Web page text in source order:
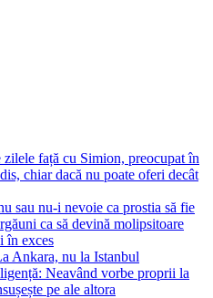
zilele față cu Simion, preocupat în
chiar dacă nu poate oferi decât
sau nu-i nevoie ca prostia să fie
ca să devină molipsitoare
în exces
Ankara, nu la Istanbul
Neavând vorbe proprii la
pe ale altora